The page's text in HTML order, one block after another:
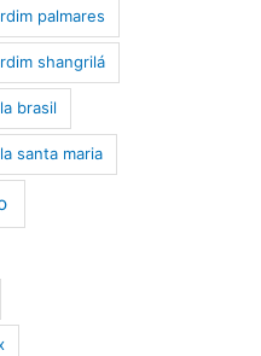
palmares
shangrilá
brasil
santa maria